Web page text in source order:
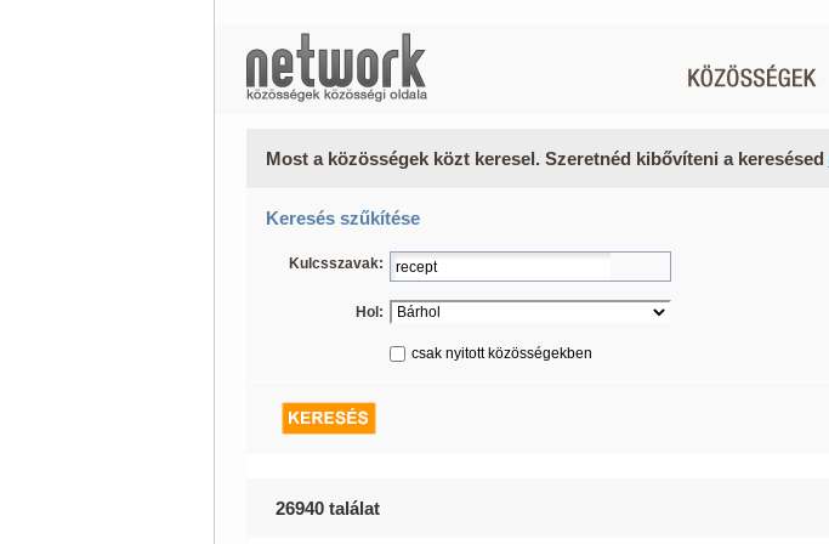
Most a közösségek közt keresel. Szeretnéd kibővíteni a keresésed
Keresés szűkítése
Kulcsszavak:
Hol:
csak nyitott közösségekben
26940 találat